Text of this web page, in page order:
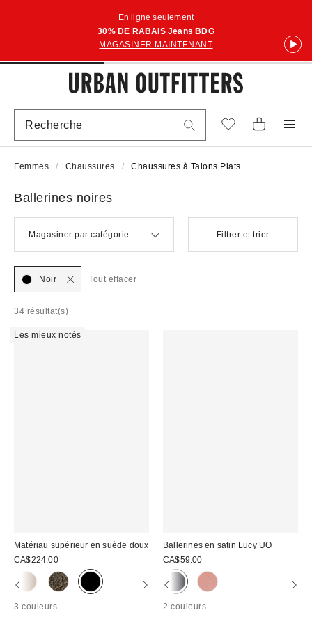
En ligne seulement
30% DE RABAIS Jeans BDG
MAGASINER MAINTENANT
Femmes Chaussures Chaussures à Talons Plats
Ballerines noires
Magasiner par catégorie Filtrer et trier
34 résultat(s)
Noir Tout effacer
Les mieux notés
Matériau supérieur en suède doux
CA$224.00
3 couleurs
Ballerines en satin Lucy UO
CA$59.00
2 couleurs